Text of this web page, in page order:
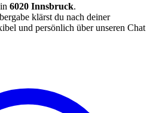
6020 Innsbruck.
klärst du nach deiner
und persönlich über unseren Chat